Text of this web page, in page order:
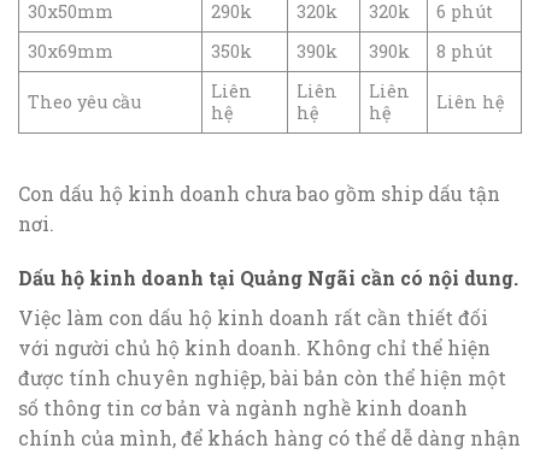
30x50mm 290k 320k 320k
6 phút
30x69mm
350k 390k 390k 8 phút
Theo yêu cầu
Liên
hệ
Liên
hệ
Liên
hệ
Liên hệ
Con dấu hộ kinh doanh chưa bao gồm ship dấu tận
nơi.
Dấu hộ kinh doanh tại Quảng Ngãi cần có nội dung.
Việc làm con dấu hộ kinh doanh rất cần thiết đối
với người chủ hộ kinh doanh. Không chỉ thể hiện
được tính chuyên nghiệp, bài bản còn thể hiện một
số thông tin cơ bản và ngành nghề kinh doanh
chính của mình, để khách hàng có thể dễ dàng nhận